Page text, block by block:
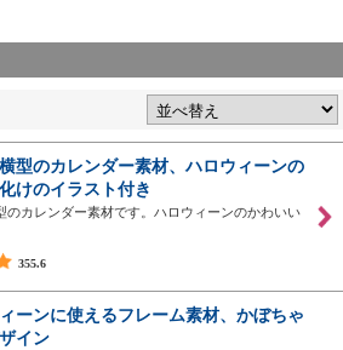
型のカレンダー素材、ハロウィーンの
けのイラスト付き
のカレンダー素材です。ハロウィーンのかわいい
355.6
ーンに使えるフレーム素材、かぼちゃ
イン